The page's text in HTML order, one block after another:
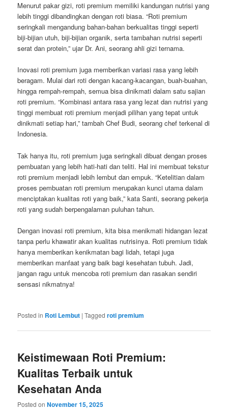
Menurut pakar gizi, roti premium memiliki kandungan nutrisi yang
lebih tinggi dibandingkan dengan roti biasa. “Roti premium
seringkali mengandung bahan-bahan berkualitas tinggi seperti
biji-bijian utuh, biji-bijian organik, serta tambahan nutrisi seperti
serat dan protein,” ujar Dr. Ani, seorang ahli gizi ternama.
Inovasi roti premium juga memberikan variasi rasa yang lebih
beragam. Mulai dari roti dengan kacang-kacangan, buah-buahan,
hingga rempah-rempah, semua bisa dinikmati dalam satu sajian
roti premium. “Kombinasi antara rasa yang lezat dan nutrisi yang
tinggi membuat roti premium menjadi pilihan yang tepat untuk
dinikmati setiap hari,” tambah Chef Budi, seorang chef terkenal di
Indonesia.
Tak hanya itu, roti premium juga seringkali dibuat dengan proses
pembuatan yang lebih hati-hati dan teliti. Hal ini membuat tekstur
roti premium menjadi lebih lembut dan empuk. “Ketelitian dalam
proses pembuatan roti premium merupakan kunci utama dalam
menciptakan kualitas roti yang baik,” kata Santi, seorang pekerja
roti yang sudah berpengalaman puluhan tahun.
Dengan inovasi roti premium, kita bisa menikmati hidangan lezat
tanpa perlu khawatir akan kualitas nutrisinya. Roti premium tidak
hanya memberikan kenikmatan bagi lidah, tetapi juga
memberikan manfaat yang baik bagi kesehatan tubuh. Jadi,
jangan ragu untuk mencoba roti premium dan rasakan sendiri
sensasi nikmatnya!
Posted in Roti Lembut |Tagged roti premium
Keistimewaan Roti Premium:
Kualitas Terbaik untuk
Kesehatan Anda
Posted onNovember 15, 2025